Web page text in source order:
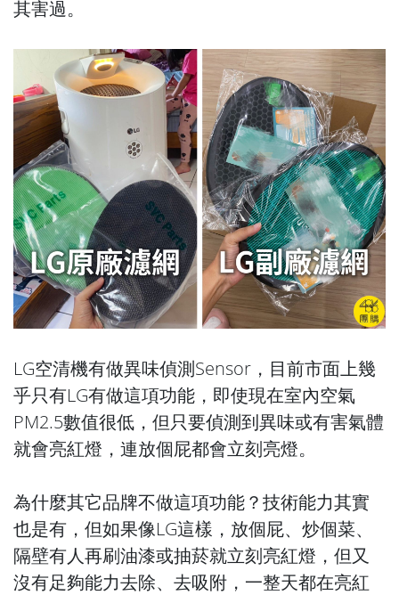
其害過。
LG空清機有做異味偵測Sensor，目前市面上幾
乎只有LG有做這項功能，即使現在室內空氣
PM2.5數值很低，但只要偵測到異味或有害氣體
就會亮紅燈，連放個屁都會立刻亮燈。
為什麼其它品牌不做這項功能？技術能力其實
也是有，但如果像LG這樣，放個屁、炒個菜、
隔壁有人再刷油漆或抽菸就立刻亮紅燈，但又
沒有足夠能力去除、去吸附，一整天都在亮紅